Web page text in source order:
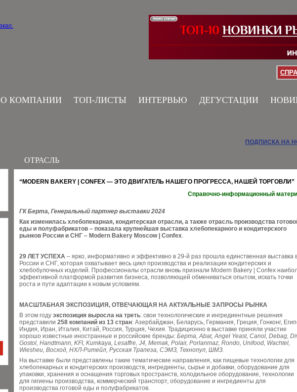
О КОМПАНИИ ТОП-ЛИСТЫ ИНТЕРВЬЮ ДЕГУСТАЦИИ
ПОДПИСКА НА
ОТРАСЛЬ
“MODERN BAKERY | CONFEX — ЭТО ДВИГАТЕЛЬ НАШЕГО ПРОГРЕССА, НАШЕЙ ТОРГОВЛИ”
Справочно-информационный
ГК Берта, Генеральный партнер выставки 2024
Как изменилась хлебопекарная, кондитерская отрасли, а также отрасль производства
еды и полуфабрикатов – показала крупнейшая выставка хлебопекарного и кондитерского
рынков России и СНГ – Modern Bakery Moscow | Confex.
29 ЛЕТ УСПЕХА – ярко, информативно и эффективно в 29-й раз прошла единственная выставка
России и СНГ, которая охватывает весь цикл производства и реализации кондитерских и
хлебобулочных изделий. Профессионалы отрасли вновь признали Modern Bakery | Confex
эффективной платформой развития бизнеса, позволяющей обмениваться опытом, искать точки
роста и пути адаптации к новым условиям.
МАСШТАБНАЯ ЭКСПОЗИЦИЯ, ОТВЕЧАЮЩАЯ НА АКТУАЛЬНЫЕ ЗАПРОСЫ РЫНКА
В этом году экспозиция выросла на треть: свои технологические и ингредиентные решения
представили 258 компаний из 13 стран: Азербайджан, Беларусь, Германия, Греция, Гонконг,
Индия, Иран, Италия, Китай, Россия, Турция, Чехия. Традиционно в выставке приняли участие
хорошо известные иностранные и российские бренды: Берта, Abat, Angel Yeast, Canol, Debag,
Gostol, Handtmann, KFI, Kumkaya, Lesaffre, J4, Memak, Polair, Porlanmaz, Rondo, Unifood, Wachtel,
Wiesheu, Восход, НХЛ-Ритейл, Русская Трапеза, СЭМЗ, Технопул, ШМЗ.
На выставке были представлены такие тематические направления, как пищевые технологии для
хлебопекарных и кондитерских производств, ингредиенты, сырье и добавки, оборудование для
упаковки, хранения и оснащения торговых пространств, холодильное оборудование, технологии
для гигиены производства, коммерческий транспорт, оборудование и ингредиенты для
производства готовой еды и полуфабрикатов.